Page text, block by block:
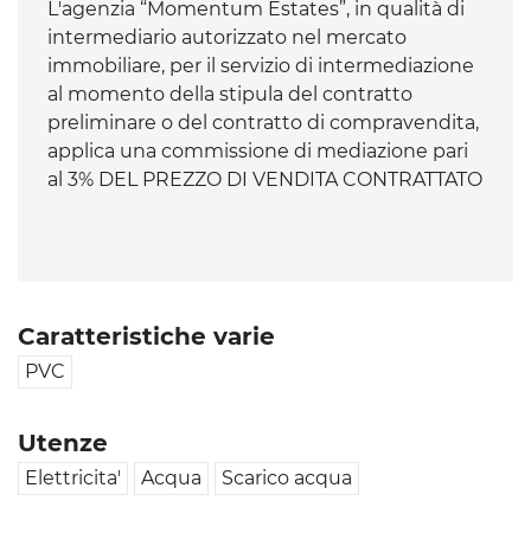
L'agenzia “Momentum Estates”, in qualità di
intermediario autorizzato nel mercato
immobiliare, per il servizio di intermediazione
al momento della stipula del contratto
preliminare o del contratto di compravendita,
applica una commissione di mediazione pari
al 3% DEL PREZZO DI VENDITA CONTRATTATO
Caratteristiche varie
PVC
Utenze
Elettricita' Acqua Scarico acqua